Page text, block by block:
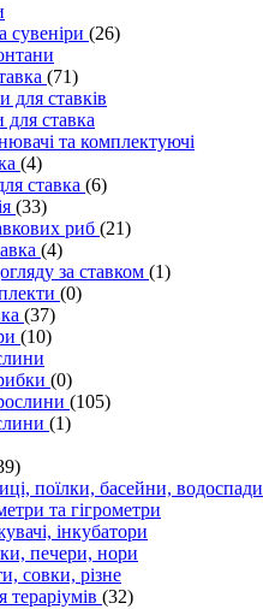
сувеніри (26)
(71)
для ставків
для ставка
та комплектуючі
(4)
ставка (6)
(33)
риб (21)
(4)
за ставком (1)
(0)
(37)
(10)
(0)
(105)
(1)
поїлки, басейни, водоспади
та гігрометри
інкубатори
печери, нори
совки, різне
тераріумів (32)